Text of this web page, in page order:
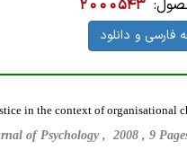
2000543
فارسی و دانلود
in the context of organisational
of Psychology , 2008 , 9